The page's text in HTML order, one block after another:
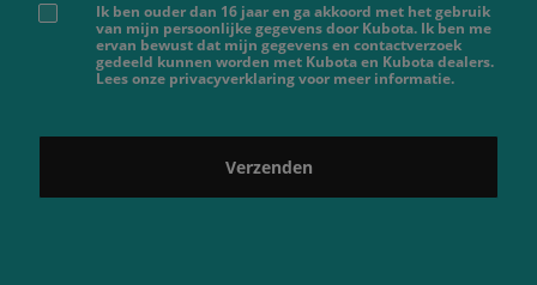
Ik ben ouder dan 16 jaar en ga akkoord met het gebruik
van mijn persoonlijke gegevens door Kubota. Ik ben me
ervan bewust dat mijn gegevens en contactverzoek
gedeeld kunnen worden met Kubota en Kubota dealers.
Lees onze privacyverklaring voor meer informatie.
Verzenden